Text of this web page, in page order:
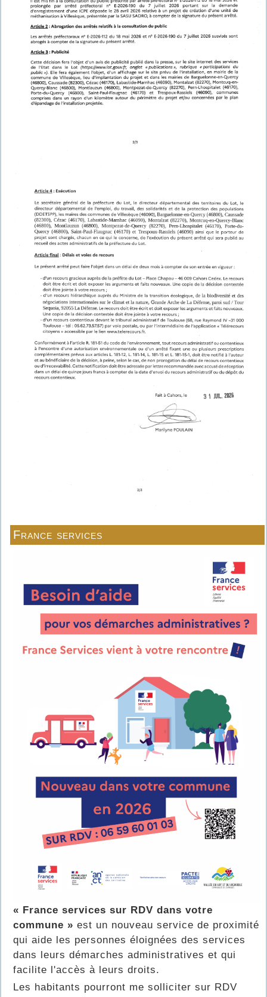
France services
« France services sur RDV dans votre
commune » est un nouveau service de proximité
qui aide les personnes éloignées des services
dans leurs démarches administratives et qui
facilite l'accès à leurs droits.
Les habitants pourront me solliciter sur RDV